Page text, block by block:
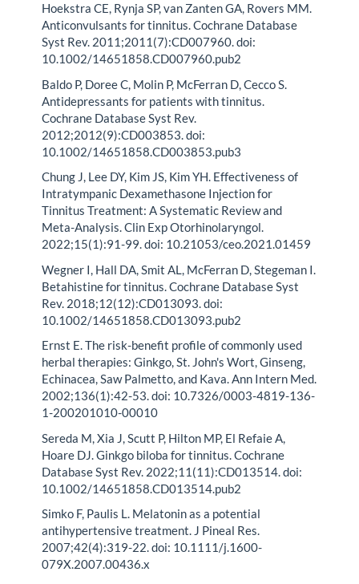
Hoekstra CE, Rynja SP, van Zanten GA, Rovers MM.
Anticonvulsants for tinnitus. Cochrane Database
Syst Rev. 2011;2011(7):CD007960. doi:
10.1002/14651858.CD007960.pub2
Baldo P, Doree C, Molin P, McFerran D, Cecco S.
Antidepressants for patients with tinnitus.
Cochrane Database Syst Rev.
2012;2012(9):CD003853. doi:
10.1002/14651858.CD003853.pub3
Chung J, Lee DY, Kim JS, Kim YH. Effectiveness of
Intratympanic Dexamethasone Injection for
Tinnitus Treatment: A Systematic Review and
Meta-Analysis. Clin Exp Otorhinolaryngol.
2022;15(1):91-99. doi: 10.21053/ceo.2021.01459
Wegner I, Hall DA, Smit AL, McFerran D, Stegeman I.
Betahistine for tinnitus. Cochrane Database Syst
Rev. 2018;12(12):CD013093. doi:
10.1002/14651858.CD013093.pub2
Ernst E. The risk-benefit profile of commonly used
herbal therapies: Ginkgo, St. John's Wort, Ginseng,
Echinacea, Saw Palmetto, and Kava. Ann Intern Med.
2002;136(1):42-53. doi: 10.7326/0003-4819-136-
1-200201010-00010
Sereda M, Xia J, Scutt P, Hilton MP, El Refaie A,
Hoare DJ. Ginkgo biloba for tinnitus. Cochrane
Database Syst Rev. 2022;11(11):CD013514. doi:
10.1002/14651858.CD013514.pub2
Simko F, Paulis L. Melatonin as a potential
antihypertensive treatment. J Pineal Res.
2007;42(4):319-22. doi: 10.1111/j.1600-
079X.2007.00436.x